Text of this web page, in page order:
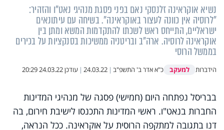
נשיא אוקראינה זלנסקי נאם בפני פסגת מנהיגי נאט"ו והזהיר:
"לרוסיה אין כוונה לעצור באוקראינה". בשיחה עם עיתונאים
ישראליים, התייחס ראש לשכתו להתקדמות המשא ומתן בין
אוקראינה לרוסיה. ארה"ב ובריטניה ממשיכות בסנקציות על בכירים
בממשל הרוסי
הידברות למעקב כ"א אדר ב' התשפ"ב |
24.03.22
| עודכן24.03.22 20:29
בבריסל נפתחה היום (חמישי) פסגה של מנהיגי המדינות
החברות בנאט"ו. ראשי המדינות התכנסו לישיבת חירום, בה
דנו בתגובה למתקפה הרוסית על אוקראינה. ככל הנראה,